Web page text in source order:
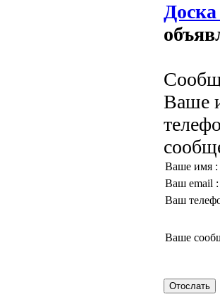
Ваше
Ваше имя :
Ваш email :
Ваш
Ваше